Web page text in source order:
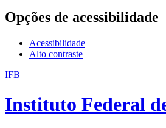
Opções de acessibilidade
Acessibilidade
Alto contraste
IFB
Instituto Federal